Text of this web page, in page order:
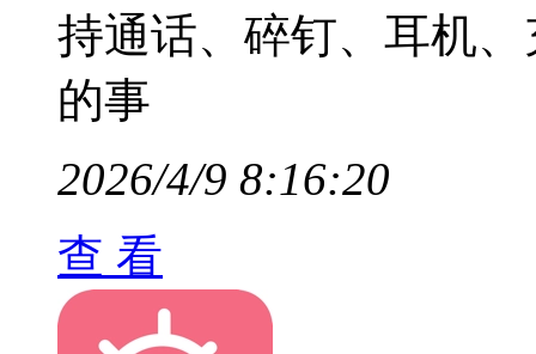
持通话、碎钉、耳机
的事
2026/4/9 8:16:20
查 看